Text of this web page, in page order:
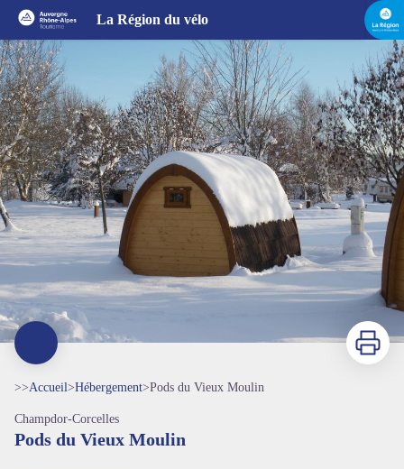
La Région du vélo
Imprimer
>>Accueil>Hébergement>Pods du Vieux Moulin
Champdor-Corcelles
Pods du Vieux Moulin